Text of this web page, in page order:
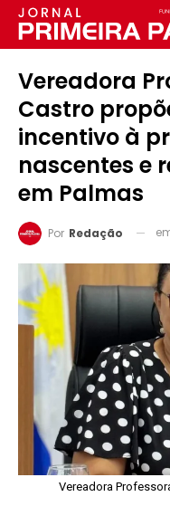
Vereadora
Castro
incentivo à
nascentes e
em Palmas
Por Redação
Vereadora